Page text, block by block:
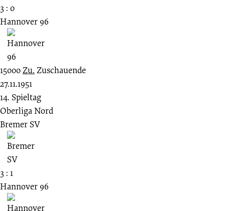
3 : 0
Hannover 96
15000Zu. Zuschauende
27.11.1951
14. Spieltag
Oberliga Nord
Bremer SV
3 : 1
Hannover 96